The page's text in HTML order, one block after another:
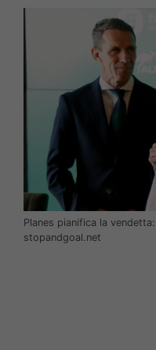
Planes pianifica la
stopandgoal.net